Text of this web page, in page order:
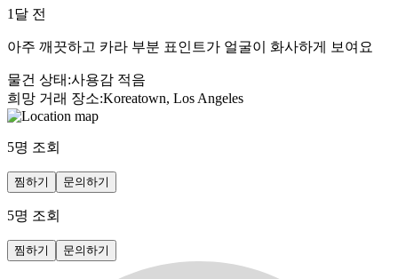
1달 전
아주 깨끗하고 카라 부분 표인트가 얼굴이 화사하게 보여요
물건 상태 :사용감 적음
희망 거래 장소:Koreatown, Los Angeles
5명 조회
찜하기 문의하기
5명 조회
찜하기 문의하기